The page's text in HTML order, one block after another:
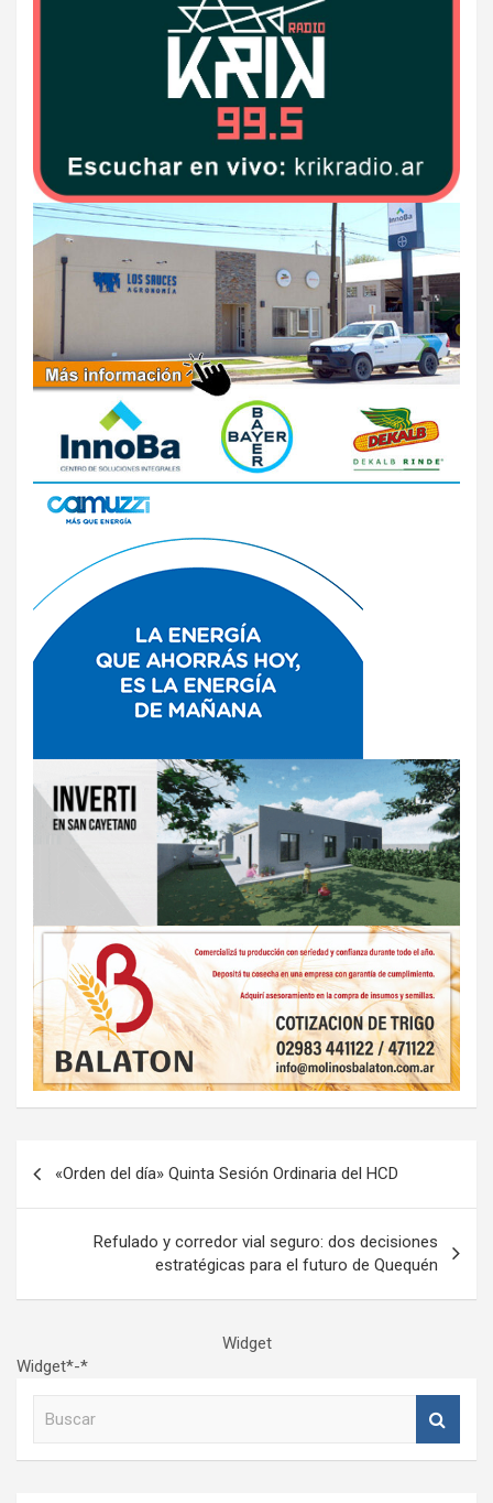
entradas
«Orden del día» Quinta Sesión Ordinaria del HCD
Refulado y corredor vial seguro: dos decisiones
estratégicas para el futuro de Quequén
Widget
Widget*-*